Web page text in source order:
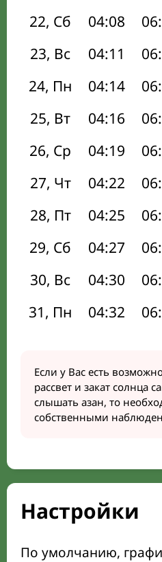
22, Сб
04:08
23, Вс
04:11
24, Пн
04:14
25, Вт
04:16
26, Ср
04:19
27, Чт
04:22
28, Пт
04:25
29, Сб
04:27
30, Вс
04:30
31, Пн
04:32
Если у Вас есть
рассвет и закат солнца
слышать азан, то
собственными
Настройки
По умолчанию,